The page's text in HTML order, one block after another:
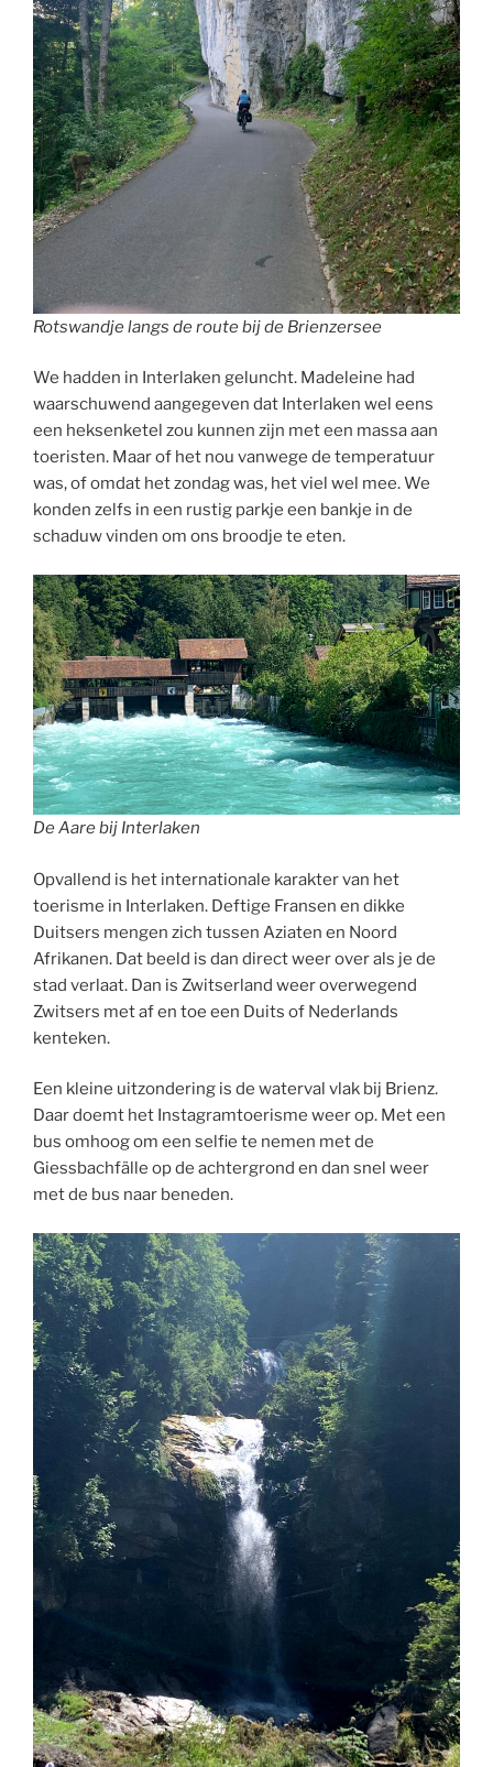
Rotswandje langs de route bij de Brienzersee
We hadden in Interlaken geluncht. Madeleine had
waarschuwend aangegeven dat Interlaken wel eens
een heksenketel zou kunnen zijn met een massa aan
toeristen. Maar of het nou vanwege de temperatuur
was, of omdat het zondag was, het viel wel mee. We
konden zelfs in een rustig parkje een bankje in de
schaduw vinden om ons broodje te eten.
De Aare bij Interlaken
Opvallend is het internationale karakter van het
toerisme in Interlaken. Deftige Fransen en dikke
Duitsers mengen zich tussen Aziaten en Noord
Afrikanen. Dat beeld is dan direct weer over als je de
stad verlaat. Dan is Zwitserland weer overwegend
Zwitsers met af en toe een Duits of Nederlands
kenteken.
Een kleine uitzondering is de waterval vlak bij Brienz.
Daar doemt het Instagramtoerisme weer op. Met een
bus omhoog om een selfie te nemen met de
Giessbachfälle op de achtergrond en dan snel weer
met de bus naar beneden.